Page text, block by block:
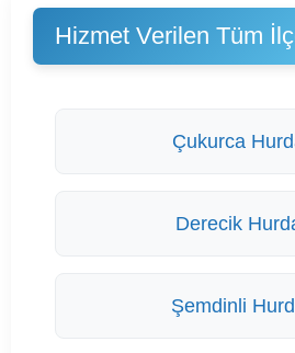
Hizmet Verilen Tüm
Çukurca
Derecik
Şemdinli